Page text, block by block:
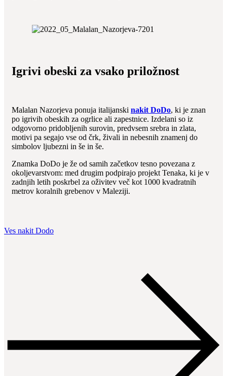
Igrivi obeski za vsako priložnost
Malalan Nazorjeva ponuja italijanski nakit DoDo, ki je znan
po igrivih obeskih za ogrlice ali zapestnice. Izdelani so iz
odgovorno pridobljenih surovin, predvsem srebra in zlata,
motivi pa segajo vse od črk, živali in nebesnih znamenj do
simbolov ljubezni in še in še.
Znamka DoDo je že od samih začetkov tesno povezana z
okoljevarstvom: med drugim podpirajo projekt Tenaka, ki je v
zadnjih letih poskrbel za oživitev več kot 1000 kvadratnih
metrov koralnih grebenov v Maleziji.
Ves nakit Dodo